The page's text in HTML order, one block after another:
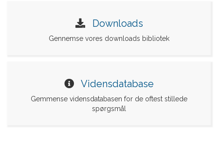
Downloads
Gennemse vores downloads bibliotek
Vidensdatabase
Gemmense vidensdatabasen for de oftest stillede
spørgsmål